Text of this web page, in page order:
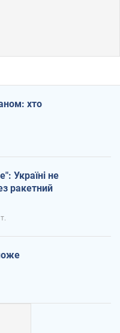
хто
Україні не
ракетний